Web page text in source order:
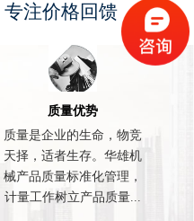
专注价格回馈
质量优势
质量是企业的生命，物竞
天择，适者生存。华雄机
械产品质量标准化管理，
计量工作树立产品质量...